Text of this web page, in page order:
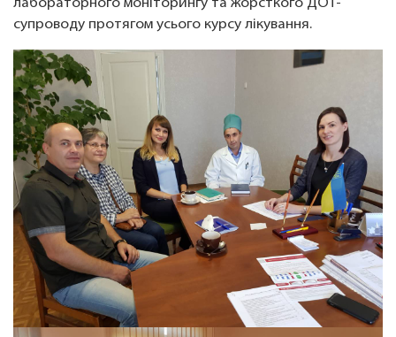
лабораторного моніторингу та жорсткого ДОТ-
супроводу протягом усього курсу лікування.